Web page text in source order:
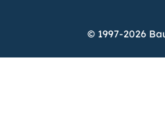
© 1997-2026